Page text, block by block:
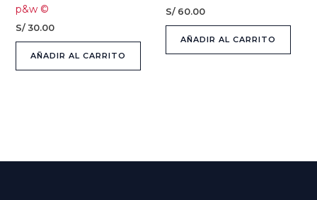
p&w ©
S/30.00
AÑADIR AL CARRITO
S/ 60.00
AÑADIR AL CARRITO